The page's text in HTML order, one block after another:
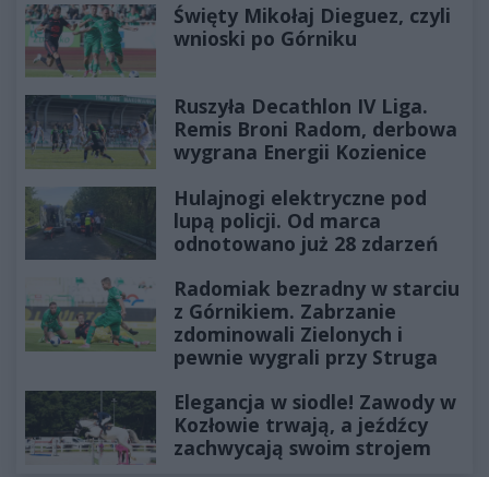
Święty Mikołaj Dieguez, czyli
wnioski po Górniku
Ruszyła Decathlon IV Liga.
Remis Broni Radom, derbowa
wygrana Energii Kozienice
Hulajnogi elektryczne pod
lupą policji. Od marca
odnotowano już 28 zdarzeń
Radomiak bezradny w starciu
z Górnikiem. Zabrzanie
zdominowali Zielonych i
pewnie wygrali przy Struga
Elegancja w siodle! Zawody w
Kozłowie trwają, a jeźdźcy
zachwycają swoim strojem